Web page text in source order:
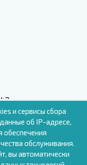
и сервисы сбора
об IP-адресе,
обслуживания.
вы автоматически